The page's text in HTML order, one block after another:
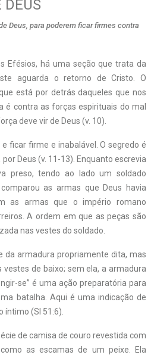
Deus, para poderem ficar firmes contra
Efésios, há uma seção que trata da
aguarda o retorno de Cristo. O
está por detrás daqueles que nos
é contra as forças espirituais do mal
deve vir de Deus (v. 10).
ficar firme e inabalável. O segredo é
Deus (v. 11-13). Enquanto escrevia
preso, tendo ao lado um soldado
as armas que Deus havia
as armas que o império romano
A ordem em que as peças são
nas vestes do soldado.
da armadura propriamente dita, mas
de baixo; sem ela, a armadura
se” é uma ação preparatória para
batalha. Aqui é uma indicação de
íntimo (Sl 51:6).
de camisa de couro revestida com
as escamas de um peixe. Ela